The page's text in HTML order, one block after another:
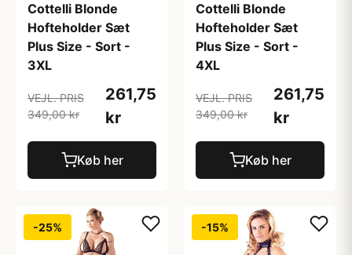
Cottelli Blonde
Hofteholder Sæt
Plus Size - Sort -
3XL
VEJL. PRIS
349,00 kr
261,75
kr
Køb her
Cottelli Blonde
Hofteholder Sæt
Plus Size - Sort -
4XL
VEJL. PRIS
349,00 kr
261,75
kr
Køb her
-25% -15%